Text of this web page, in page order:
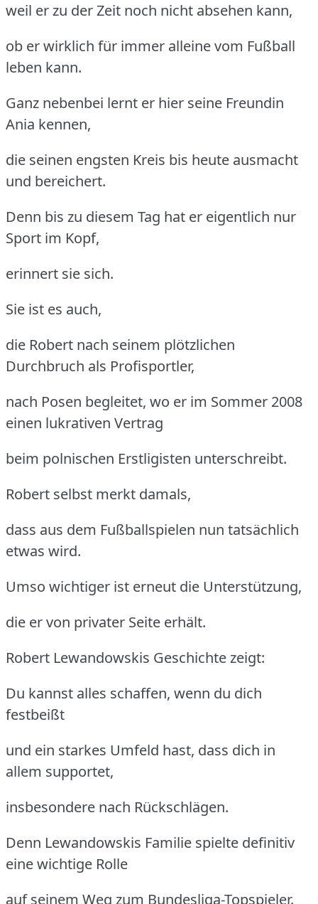
weil er zu der Zeit noch nicht absehen kann,
ob er wirklich für immer alleine vom Fußball
leben kann.
Ganz nebenbei lernt er hier seine Freundin
Ania kennen,
die seinen engsten Kreis bis heute ausmacht
und bereichert.
Denn bis zu diesem Tag hat er eigentlich nur
Sport im Kopf,
erinnert sie sich.
Sie ist es auch,
die Robert nach seinem plötzlichen
Durchbruch als Profisportler,
nach Posen begleitet, wo er im Sommer 2008
einen lukrativen Vertrag
beim polnischen Erstligisten unterschreibt.
Robert selbst merkt damals,
dass aus dem Fußballspielen nun tatsächlich
etwas wird.
Umso wichtiger ist erneut die Unterstützung,
die er von privater Seite erhält.
Robert Lewandowskis Geschichte zeigt:
Du kannst alles schaffen, wenn du dich
festbeißt
und ein starkes Umfeld hast, dass dich in
allem supportet,
insbesondere nach Rückschlägen.
Denn Lewandowskis Familie spielte definitiv
eine wichtige Rolle
auf seinem Weg zum Bundesliga-Topspieler.